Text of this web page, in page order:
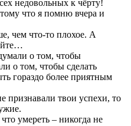
недовольных к чёрту!
что я помню вчера и
чем что-то плохое. А
о том, чтобы
о том, чтобы сделать
гораздо более приятным
признавали твои успехи, то
умереть – никогда не